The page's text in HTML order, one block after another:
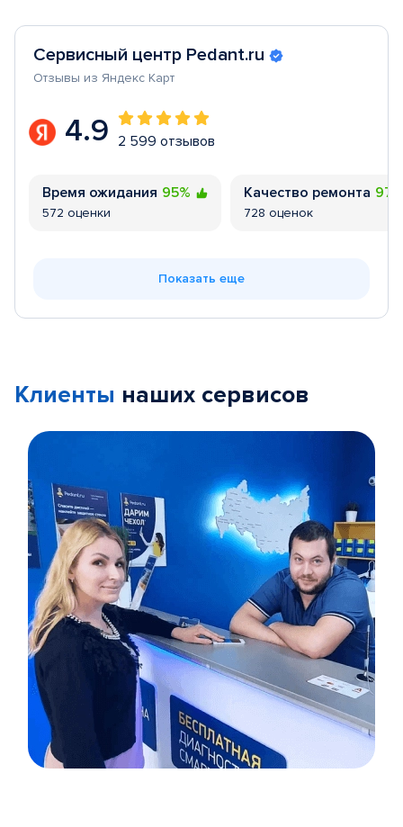
Сервисный центр Pedant.ru
Отзывы из Яндекс Карт
4.9 2 599 отзывов
Время ожидания 95%
572 оценки
Качество ремонта
728 оценок
Показать еще
Клиенты наших сервисов